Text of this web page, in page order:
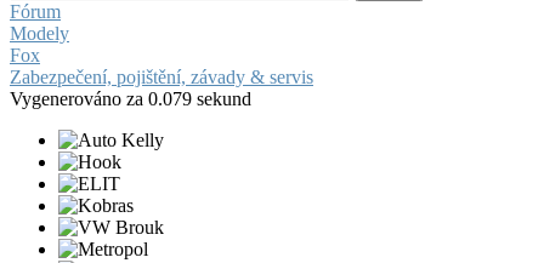
Fórum
Modely
Fox
Zabezpečení, pojištění, závady & servis
Vygenerováno za 0.079 sekund